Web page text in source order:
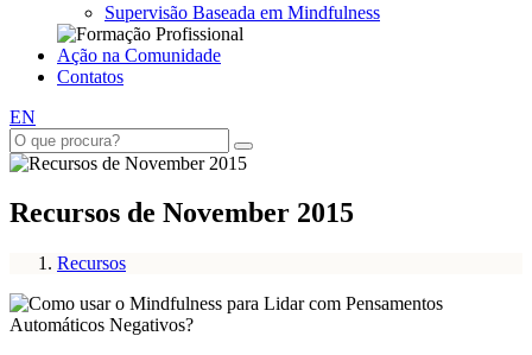
Supervisão Baseada em Mindfulness
Ação na Comunidade
Contatos
EN
Recursos de November 2015
Recursos